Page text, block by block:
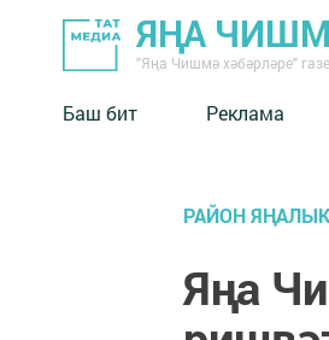
ЯҢА
"Яңа Чишмә хәбәрләре"
Баш бит Реклама
РАЙОН
Яңа